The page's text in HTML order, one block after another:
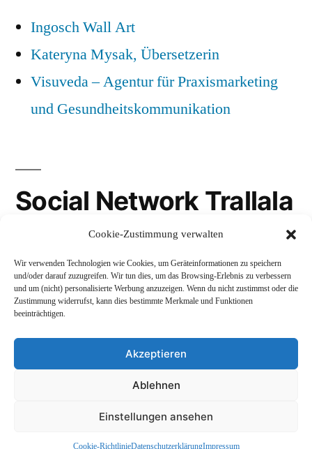
Cookie-Zustimmung verwalten
Wir verwenden Technologien wie Cookies, um Geräteinformationen zu speichern
und/oder darauf zuzugreifen. Wir tun dies, um das Browsing-Erlebnis zu verbessern
und um (nicht) personalisierte Werbung anzuzeigen. Wenn du nicht zustimmst oder die
Zustimmung widerrufst, kann dies bestimmte Merkmale und Funktionen
beeinträchtigen.
Akzeptieren
Ablehnen
Einstellungen ansehen
Cookie-RichtlinieDatenschutzerklärungImpressum
Ingosch Wall Art
Kateryna Mysak, Übersetzerin
Visuveda – Agentur für Praxismarketing
und Gesundheitskommunikation
Social Network Trallala
LinkedIn
Mastodon
Stolz präsentiert von WordPress.
Impressum und Rechtliches